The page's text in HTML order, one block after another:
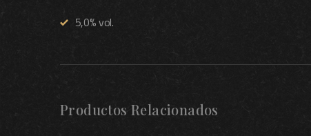
5,0% vol.
Productos Relacionados